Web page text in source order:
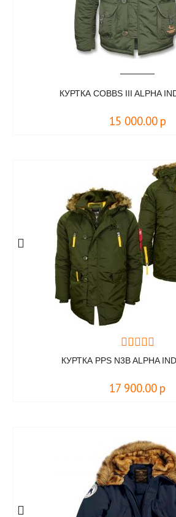
КУРТКА COBBS III ALPHA
15 000.00 р
КУРТКА PPS N3B ALPHA
17 900.00 р